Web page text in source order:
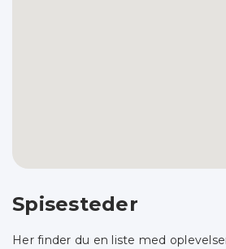
Spisesteder
Her finder du en liste med